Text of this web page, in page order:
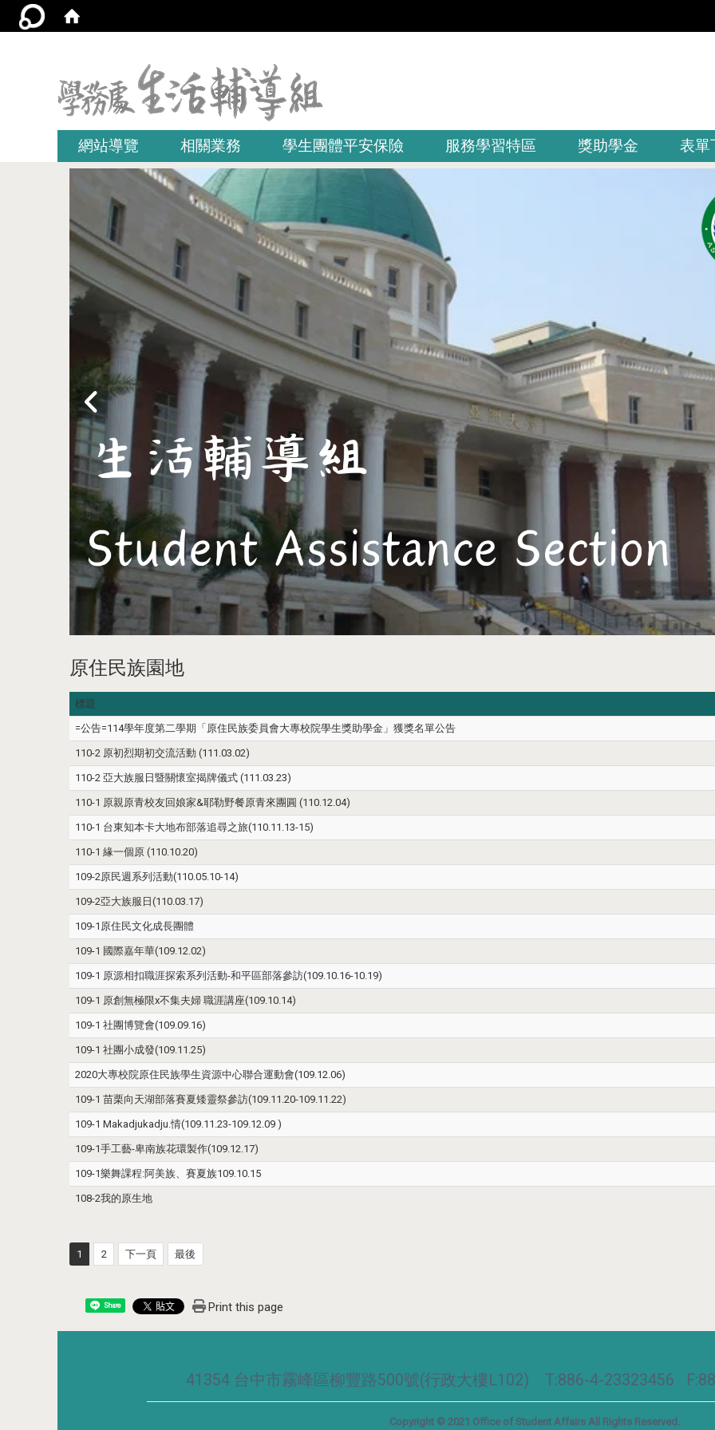
網站導覽 相關業務 學生團體平安保險 服務學習特區 獎助學金 表單
原住民族園地
標題
=公告=114學年度第二學期「原住民族委員會大專校院學生獎助學金」獲獎名單公告
110-2 原初烈期初交流活動 (111.03.02)
110-2 亞大族服日暨關懷室揭牌儀式 (111.03.23)
110-1 原親原青校友回娘家&耶勒野餐原青來團圓 (110.12.04)
110-1 台東知本卡大地布部落追尋之旅(110.11.13-15)
110-1 緣一個原 (110.10.20)
109-2原民週系列活動(110.05.10-14)
109-2亞大族服日(110.03.17)
109-1原住民文化成長團體
109-1 國際嘉年華(109.12.02)
109-1 原源相扣職涯探索系列活動-和平區部落參訪(109.10.16-10.19)
109-1 原創無極限x不集夫婦 職涯講座(109.10.14)
109-1 社團博覽會(109.09.16)
109-1 社團小成發(109.11.25)
2020大專校院原住民族學生資源中心聯合運動會(109.12.06)
109-1 苗栗向天湖部落賽夏矮靈祭參訪(109.11.20-109.11.22)
109-1 Makadjukadju.情(109.11.23-109.12.09 )
109-1手工藝-卑南族花環製作(109.12.17)
109-1樂舞課程:阿美族、賽夏族109.10.15
108-2我的原生地
1 2 下一頁 最後
Share Print this page
41354 台中市霧峰區柳豐路500號(行政大樓L102) T:886-4-23323456
Copyright © 2021 Office of Student Affairs All Rights Reserved.